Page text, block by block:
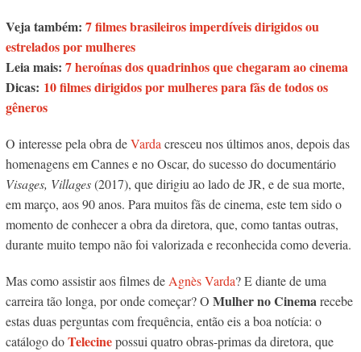
Veja também: 7 filmes brasileiros imperdíveis dirigidos ou
estrelados por mulheres
Leia mais: 7 heroínas dos quadrinhos que chegaram ao cinema
Dicas: 10 filmes dirigidos por mulheres para fãs de todos os
gêneros
O interesse pela obra deVardacresceu nos últimos anos, depois das
homenagens em Cannes e no Oscar, do sucesso do documentário
Visages, Villages(2017), que dirigiu ao lado de JR, e de sua morte,
em março, aos 90 anos. Para muitos fãs de cinema, este tem sido o
momento de conhecer a obra da diretora, que, como tantas outras,
durante muito tempo não foi valorizada e reconhecida como deveria.
Mas como assistir aos filmes deAgnès Varda? E diante de uma
carreira tão longa, por onde começar? O Mulher no Cinemarecebe
estas duas perguntas com frequência, então eis a boa notícia: o
catálogo doTelecinepossui quatro obras-primas da diretora, que